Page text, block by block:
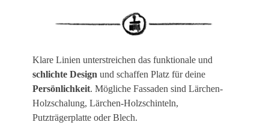
Klare Linien unterstreichen das funktionale und
schlichte Design und schaffen Platz für deine
Persönlichkeit. Mögliche Fassaden sind Lärchen-
Holzschalung, Lärchen-Holzschinteln,
Putzträgerplatte oder Blech.